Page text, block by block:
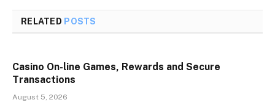
RELATED POSTS
Casino On-line Games, Rewards and Secure
Transactions
August 5, 2026